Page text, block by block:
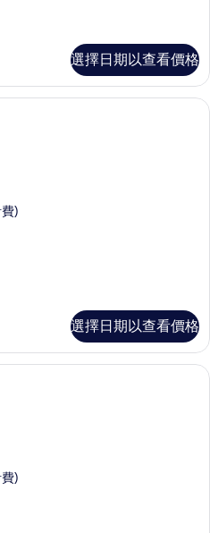
選擇日期以查看價格
高級開放式客房 | 高級寢具、遮光布/
)
選擇日期以查看價格
開放式客房 | 高級寢具、遮光布/窗簾
)